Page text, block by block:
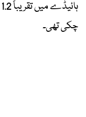
چکی تھی۔